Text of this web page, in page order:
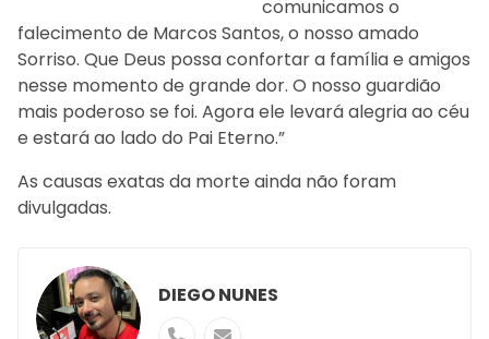
comunicamos o
falecimento de Marcos Santos, o nosso amado
Sorriso. Que Deus possa confortar a família e amigos
nesse momento de grande dor. O nosso guardião
mais poderoso se foi. Agora ele levará alegria ao céu
e estará ao lado do Pai Eterno.”
As causas exatas da morte ainda não foram
divulgadas.
DIEGO NUNES